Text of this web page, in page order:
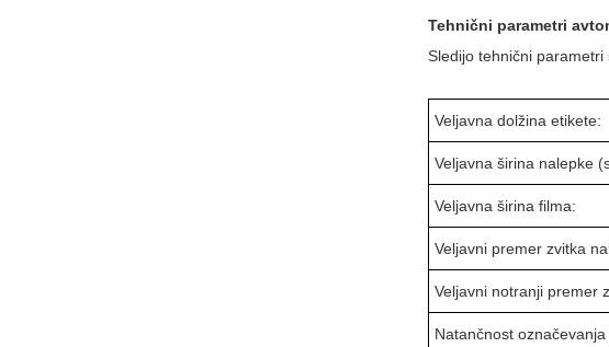
Tehnični parametri
Sledijo tehnični
Veljavna dolžina etikete:
Veljavna širina nalepke
Veljavna širina filma:
Veljavni premer zvitka
Veljavni notranji premer
Natančnost